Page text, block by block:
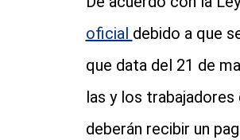
oficial debido a que
que data del 21 de
las y los
deberán recibir un